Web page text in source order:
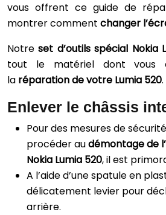
vous offrent ce guide de
montrer comment changer
Notreset d’outils spécial Nokia
tout le matériel dont vous
la réparation de votre Lumia 520.
Enlever le châssis
Pour des mesures de
procéder audémontage de
Nokia Lumia 520, il est
A l’aide d’une spatule en
délicatement levier pour
arrière.